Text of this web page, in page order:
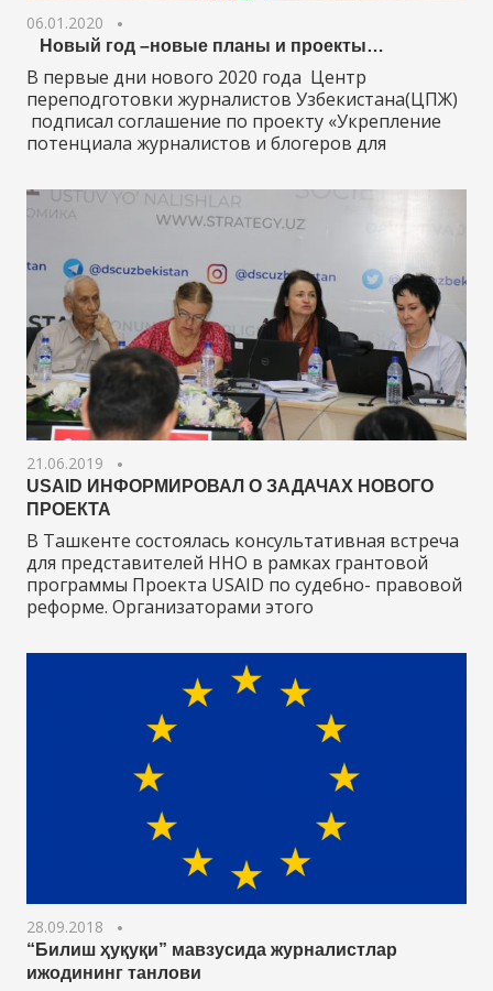
06.01.2020
Новый год –новые планы и проекты…
В первые дни нового 2020 года Центр
переподготовки журналистов Узбекистана(ЦПЖ)
подписал соглашение по проекту «Укрепление
потенциала журналистов и блогеров для
21.06.2019
USAID ИНФОРМИРОВАЛ О ЗАДАЧАХ НОВОГО
ПРОЕКТА
В Ташкенте состоялась консультативная встреча
для представителей ННО в рамках грантовой
программы Проекта USAID по судебно- правовой
реформе. Организаторами этого
28.09.2018
“Билиш ҳуқуқи” мавзусида журналистлар
ижодининг танлови